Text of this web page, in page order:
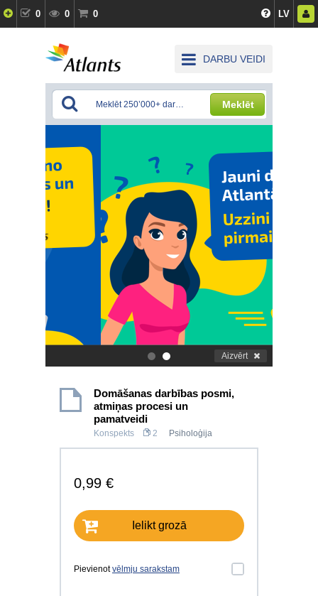
0 0 0 LV
DARBU VEIDI
Meklēt
. Aizvērt
Domāšanas darbības posmi,
atmiņas procesi un
pamatveidi
Konspekts 2 Psiholoģija
0,99 €
Ielikt grozā
Pievienotvēlmju sarakstam